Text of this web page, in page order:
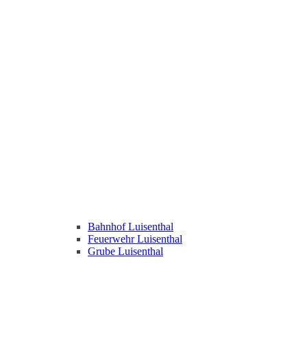
Bahnhof Luisenthal
Feuerwehr Luisenthal
Grube Luisenthal